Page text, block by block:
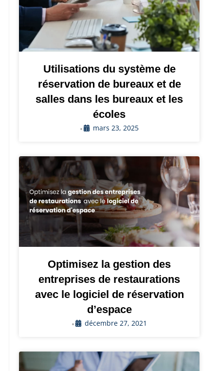
Utilisations du système de
réservation de bureaux et de
salles dans les bureaux et les
écoles
• mars 23, 2025
Optimisez la gestion des
entreprises de restaurations
avec le logiciel de réservation
d’espace
• décembre 27, 2021